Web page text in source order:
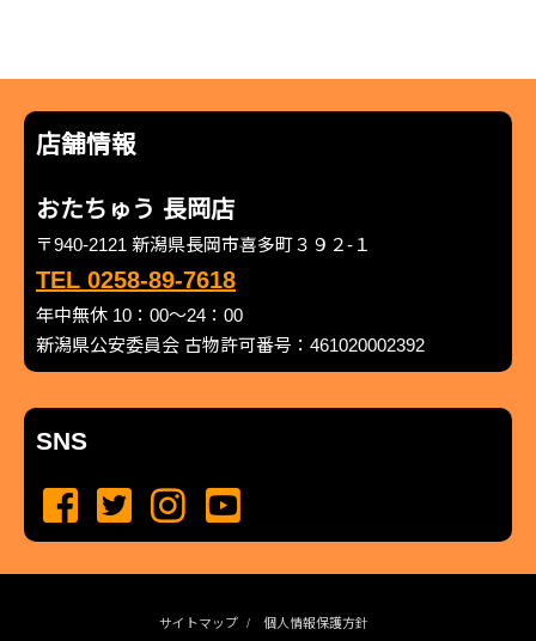
店舗情報
おたちゅう 長岡店
〒940-2121 新潟県長岡市喜多町３９２-１
TEL 0258-89-7618
年中無休 10：00～24：00
新潟県公安委員会 古物許可番号：461020002392
SNS
サイトマップ 個人情報保護方針